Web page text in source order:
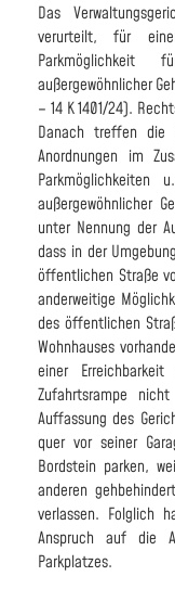
Das
verurteilt, für
Parkmöglichkeit
außergewöhnlicher
– 14 K 1401/24).
Danach treffen die
Anordnungen im
Parkmöglichkeiten
außergewöhnlicher
unter Nennung der
dass in der
öffentlichen Straße
anderweitige
des öffentlichen
Wohnhauses
einer
Zufahrtsrampe
Auffassung des
quer vor seiner
Bordstein parken,
anderen
verlassen. Folglich
Anspruch auf die
Parkplatzes.